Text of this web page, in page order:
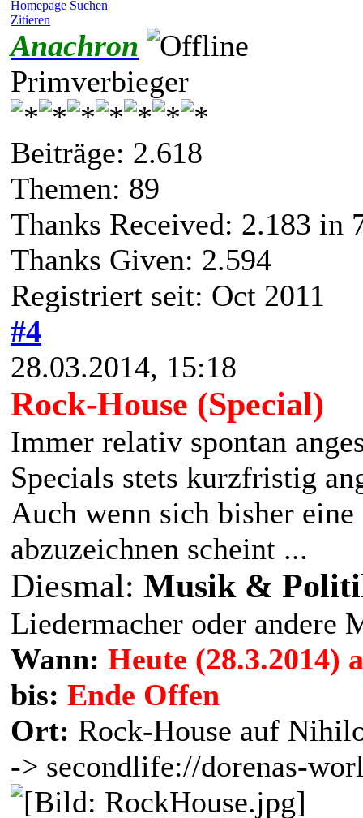
Homepage Suchen
Zitieren
Anachron
Primverbieger
Beiträge: 2.618
Themen: 89
Thanks Received: 2.183 in
Thanks Given: 2.594
Registriert seit: Oct 2011
#4
28.03.2014, 15:18
Rock-House (Special)
Immer relativ spontan
Specials stets kurzfristig
Auch wenn sich bisher
abzuzeichnen scheint ...
Diesmal: Musik &
Liedermacher oder andere
Wann: Heute (28.3.2014)
bis: Ende Offen
Ort: Rock-House auf
-> secondlife://dorenas-